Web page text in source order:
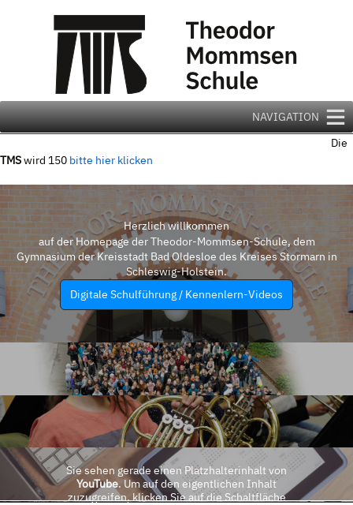
NAVIGATION
Die
TMSwird 150 bitte hier klicken
Herzlich willkommen
auf der Homepage der Theodor-Mommsen-Schule, dem
Gymnasium der Kreisstadt Bad Oldesloe des Kreises Stormarn in
Schleswig-Holstein.
Digitale Schulführung / Kennenlern-Videos
Sie sehen gerade einen Platzhalterinhalt von
YouTube. Um auf den eigentlichen Inhalt
zuzugreifen, klicken Sie auf die Schaltfläche